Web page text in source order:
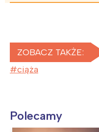
ZOBACZ TAKŻE:
ciąża
Polecamy